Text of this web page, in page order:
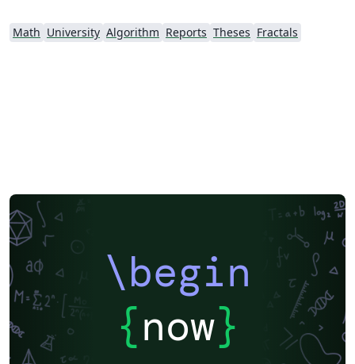
Math University Algorithm Reports Theses Fractals
\begin
{now}